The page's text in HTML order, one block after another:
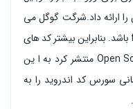
را ارائه داد.شرگت گوگل می
خواست که اندروید open source و free باشد. بنابراین بیشتر کد های
اندروید را تحت Open Source Apache Licens منتشر کرد به ا ین
سورس کد اندروید را به